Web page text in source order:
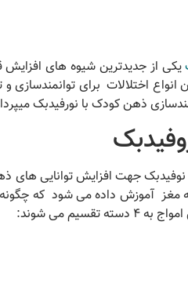
یکی از جدیدترین شیوه های افزایش
انواع اختلالات برای
ذهن کودک با نورفیدبک
جهت افزایش توانایی های
مغز آموزش داده می شود که چگونه
می شوند: